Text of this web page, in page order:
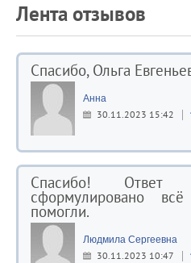
Лента отзывов
Спасибо, Ольга
Анна
30.11.2023 15:42
Спасибо! Ответ
сформулировано
помогли.
Людмила Сергеевна
30.11.2023 10:47